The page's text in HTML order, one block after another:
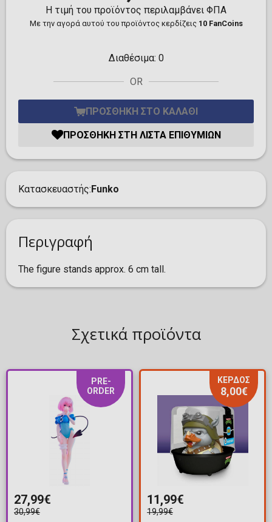
Η τιμή του προϊόντος περιλαμβάνει ΦΠΑ
Με την αγορά αυτού του προϊόντος κερδίζεις 10 FanCoins
Διαθέσιμα: 0
OR
ΠΡΟΣΘΉΚΗ ΣΤΟ ΚΑΛΆΘΙ
ΠΡΟΣΘΉΚΗ ΣΤΗ ΛΊΣΤΑ ΕΠΙΘΥΜΙΏΝ
Κατασκευαστής Funko
Περιγραφή
The figure stands approx. 6 cm tall.
Σχετικά προϊόντα
PRE-
ORDER
27,99€
30,99€
ΚΕΡΔΟΣ
8,00€
11,99€
19,99€